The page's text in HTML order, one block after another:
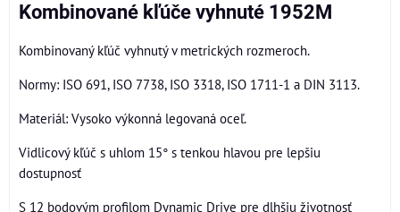
Kombinované kľúče vyhnuté 1952M
Kombinovaný kľúč vyhnutý v metrických rozmeroch.
Normy: ISO 691, ISO 7738, ISO 3318, ISO 1711-1 a DIN 3113.
Materiál: Vysoko výkonná legovaná oceľ.
Vidlicový kľúč s uhlom 15° s tenkou hlavou pre lepšiu
dostupnosť
S 12 bodovým profilom Dynamic Drive pre dlhšiu životnosť